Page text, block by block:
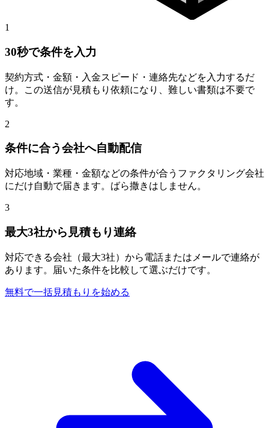
1
30秒で条件を入力
契約方式・金額・入金スピード・連絡先などを入力するだ
け。この送信が見積もり依頼になり、難しい書類は不要で
す。
2
条件に合う会社へ自動配信
対応地域・業種・金額などの条件が合うファクタリング会社
にだけ自動で届きます。ばら撒きはしません。
3
最大3社から見積もり連絡
対応できる会社（最大3社）から電話またはメールで連絡が
あります。届いた条件を比較して選ぶだけです。
無料で一括見積もりを始める